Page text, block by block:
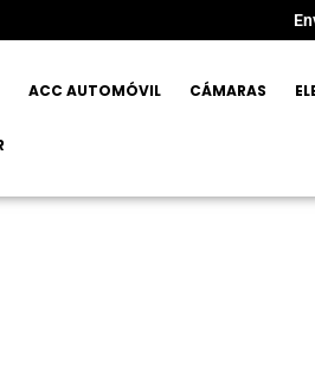
ACC AUTOMÓVIL CÁMARAS